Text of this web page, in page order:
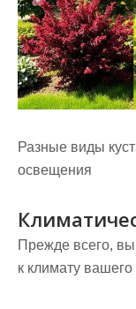
Разные виды
освещения
Прежде всего,
к климату